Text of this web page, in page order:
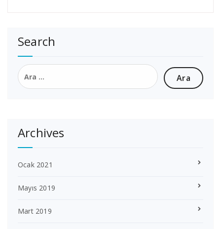
Search
Arama:
Archives
Ocak 2021
Mayıs 2019
Mart 2019